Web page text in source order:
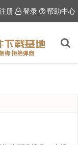
册 登录 帮助中心